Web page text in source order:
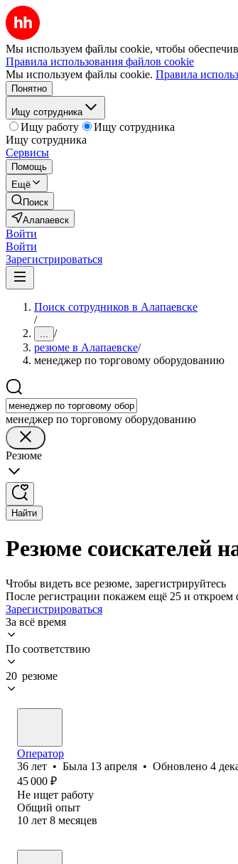
Мы используем файлы cookie, чтобы
Правила использования файлов cookie
Мы используем файлы cookie. Правила
Понятно
Ищу сотрудника
Ищу работу
Ищу сотрудника
Ищу сотрудника
Сервисы
Помощь
Ещё
Поиск
Алапаевск
Войти
Войти
Зарегистрироваться
Поиск сотрудников в Алапаевске
/
... /
резюме в Алапаевске/
менеджер по торговому оборудованию
менеджер по торговому оборудованию
Резюме
Найти
Резюме соискателей
Чтобы видеть все резюме, зарегистрируйтесь
После регистрации покажем ещё 25 и откроем
Зарегистрироваться
За всё время
По соответствию
20 резюме
Оператор
36 лет • Была 13 апреля • Обновлено 4
45 000 ₽
Не ищет работу
Общий опыт
10 лет 8 месяцев